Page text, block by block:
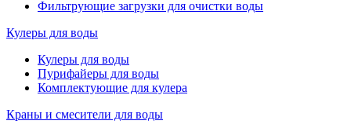
Фильтрующие загрузки для очистки воды
Кулеры для воды
Кулеры для воды
Пурифайеры для воды
Комплектующие для кулера
Краны и смесители для воды